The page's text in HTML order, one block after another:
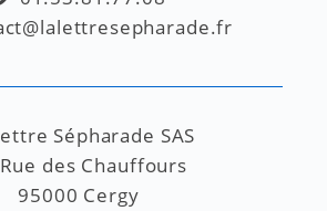
Sépharade SAS
des Chauffours
95000 Cergy